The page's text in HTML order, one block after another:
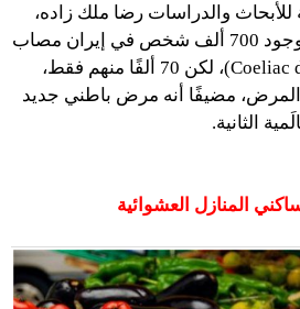
والدراسات رضا ملك زاده،
بأن الدراسات تشير إلى وجود 700 ألف شخص في إيران مصاب
بمرض السيلياك (Coeliac disease)، لكن 70 ألفًا منهم فقط،
مضيفًا أنه مرض باطني جديد
الثانية.
المنازل العشوائية